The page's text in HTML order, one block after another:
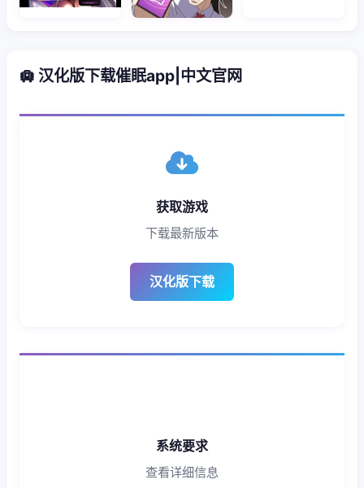
🛄 汉化版下载催眠app|中文官网
获取游戏
下载最新版本
汉化版下载
系统要求
查看详细信息